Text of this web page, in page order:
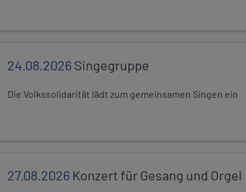
24.08.2026Singegruppe
Die Volkssolidarität lädt zum gemeinsamen Singen ein
27.08.2026 Konzert für Gesang und Orgel